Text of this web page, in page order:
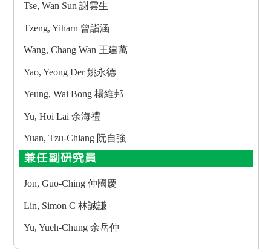
Tse, Wan Sun 謝雲生
Tzeng, Yiharn 曾詣涵
Wang, Chang Wan 王建萬
Yao, Yeong Der 姚永德
Yeung, Wai Bong 楊維邦
Yu, Hoi Lai 余海禮
Yuan, Tzu-Chiang 阮自強
兼任副研究員
Jon, Guo-Ching 仲國慶
Lin, Simon C 林誠謙
Yu, Yueh-Chung 余岳仲